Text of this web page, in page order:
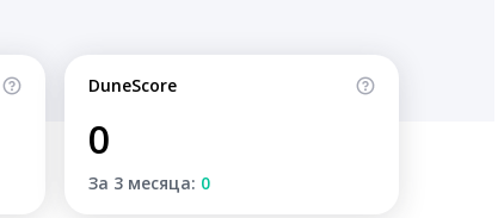
DuneScore
0
За 3 месяца: 0